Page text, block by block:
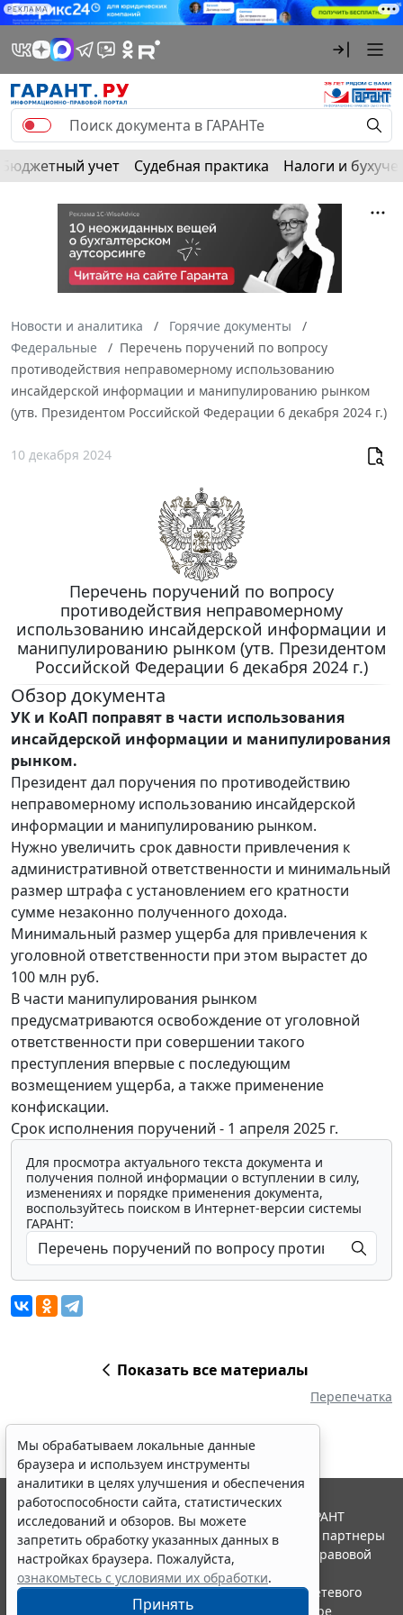
РЕКЛАМА
Бюджетный учет Судебная практика Налоги и
Новости и аналитика
Горячие документы
Федеральные
Перечень поручений по вопросу
противодействия неправомерному использованию
инсайдерской информации и манипулированию рынком
(утв. Президентом Российской Федерации 6 декабря 2024 г.)
10 декабря 2024
Перечень поручений по вопросу
противодействия неправомерному
использованию инсайдерской информации и
манипулированию рынком (утв. Президентом
Российской Федерации 6 декабря 2024 г.)
Обзор документа
УК и КоАП поправят в части использования
инсайдерской информации и манипулирования
рынком.
Президент дал поручения по противодействию
неправомерному использованию инсайдерской
информации и манипулированию рынком.
Нужно увеличить срок давности привлечения к
административной ответственности и минимальный
размер штрафа с установлением его кратности
сумме незаконно полученного дохода.
Минимальный размер ущерба для привлечения к
уголовной ответственности при этом вырастет до
100 млн руб.
В части манипулирования рынком
предусматриваются освобождение от уголовной
ответственности при совершении такого
преступления впервые с последующим
возмещением ущерба, а также применение
конфискации.
Срок исполнения поручений - 1 апреля 2025 г.
Для просмотра актуального текста документа и
получения полной информации о вступлении в силу,
изменениях и порядке применения документа,
воспользуйтесь поиском в Интернет-версии системы
ГАРАНТ:
Показать все материалы
Перепечатка
Мы обрабатываем локальные данные
браузера и используем инструменты
аналитики в целях улучшения и обеспечения
работоспособности сайта, статистических
исследований и обзоров. Вы можете
запретить обработку указанных данных в
настройках браузера. Пожалуйста,
ознакомьтесь с условиями их обработки.
Принять
© ООО "НПП "ГАРАНТ-СЕРВИС", 2026. Система ГАРАНТ
выпускается с 1990 года. Компания "Гарант" и ее партнеры
являются участниками Российской ассоциации правовой
информации ГАРАНТ.
Портал ГАРАНТ.РУ зарегистрирован в качестве сетевого
издания Федеральной службой по надзору в сфере